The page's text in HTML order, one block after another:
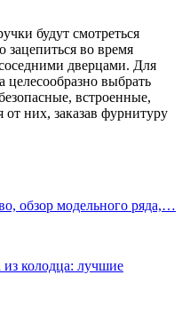
будут смотреться
зацепиться во время
дверцами. Для
целесообразно выбрать
встроенные,
от них, заказав фурнитуру
обзор модельного ряда,…
из колодца: лучшие